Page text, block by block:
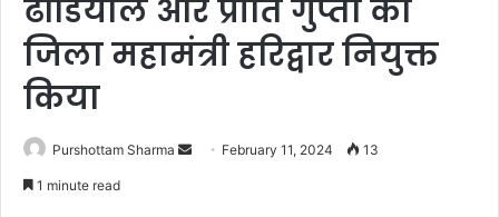
ढौंडियाल और प्रीति गुप्ता को
जिला महामंत्री हरिद्वार नियुक्त
किया
Purshottam Sharma February 11, 2024 13
1 minute read